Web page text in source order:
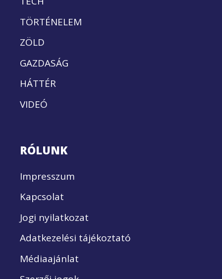
TÖRTÉNELEM
ZÖLD
GAZDASÁG
HÁTTÉR
VIDEÓ
RÓLUNK
Impresszum
Kapcsolat
Jogi nyilatkozat
Adatkezelési tájékoztató
Médiaajánlat